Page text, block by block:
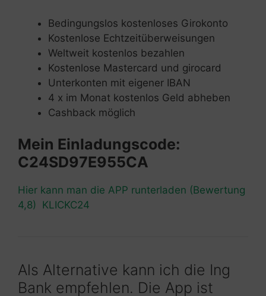
Bedingungslos kostenloses Girokonto
Kostenlose Echtzeitüberweisungen
Weltweit kostenlos bezahlen
Kostenlose Mastercard und girocard
Unterkonten mit eigener IBAN
4 x im Monat kostenlos Geld abheben
Cashback möglich
Mein Einladungscode:
C24SD97E955CA
Hier kann man die APP runterladen (Bewertung
4,8) KLICKC24
Als Alternative kann ich die Ing
Bank empfehlen. Die App ist